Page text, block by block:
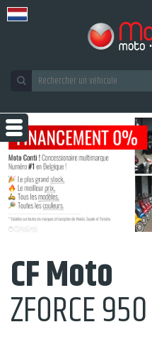
CF Moto
ZFORCE